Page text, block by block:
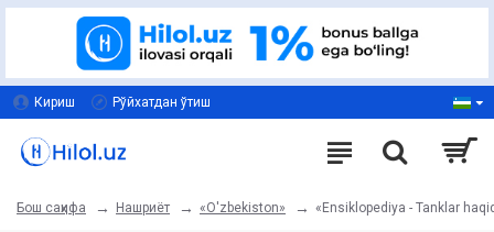
Кириш Рўйхатдан ўтиш
Бош саҳифа Нашриёт «O'zbekiston» «Ensiklopediya - Tanklar